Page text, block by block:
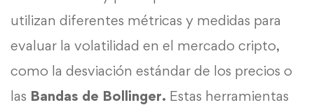
utilizan diferentes métricas y medidas para
evaluar la volatilidad en el mercado cripto,
como la desviación estándar de los precios o
las Bandas de Bollinger. Estas herramientas